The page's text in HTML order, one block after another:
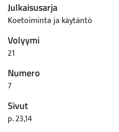
Julkaisusarja
Koetoiminta ja käytäntö
Volyymi
21
Numero
7
Sivut
p. 23,14